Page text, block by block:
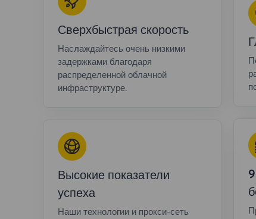
Сверхбыстрая скорость
Наслаждайтесь очень низкими
задержками благодаря
распределенной облачной
инфраструктуре.
Высокие показатели
успеха
Наши технологии и прокси-сеть